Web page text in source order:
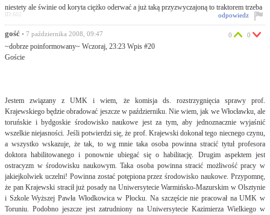
niestety ale świnie od koryta ciężko oderwać a już taką przyzwyczajoną to traktorem trzeba
odpowiedz
ID:602
gość • 7 października 2008, 09:47
~dobrze poinformowany~ Wczoraj, 23:23 Wpis #20
Goście
Jestem związany z UMK i wiem, że komisja ds. rozstrzygnięcia sprawy prof.
Krajewskiego będzie obradować jeszcze w październiku. Nie wiem, jak we Włocławku, ale
toruńskie i bydgoskie środowisko naukowe jest za tym, aby jednoznacznie wyjaśnić
wszelkie niejasności. Jeśli potwierdzi się, że prof. Krajewski dokonał tego niecnego czynu,
a wszystko wskazuje, że tak, to wg mnie taka osoba powinna stracić tytuł profesora
doktora habilitowanego i ponownie ubiegać się o habilitację. Drugim aspektem jest
ostracyzm w środowisku naukowym. Taka osoba powinna stracić możliwość pracy w
jakiejkolwiek uczelni! Powinna zostać potępiona przez środowisko naukowe. Przypomnę,
że pan Krajewski stracił już posady na Uniwersytecie Warmińsko-Mazurskim w Olsztynie
i Szkole Wyższej Pawła Włodkowica w Płocku. Na szczęście nie pracował na UMK w
Toruniu. Podobno jeszcze jest zatrudniony na Uniwersytecie Kazimierza Wielkiego w
0 0